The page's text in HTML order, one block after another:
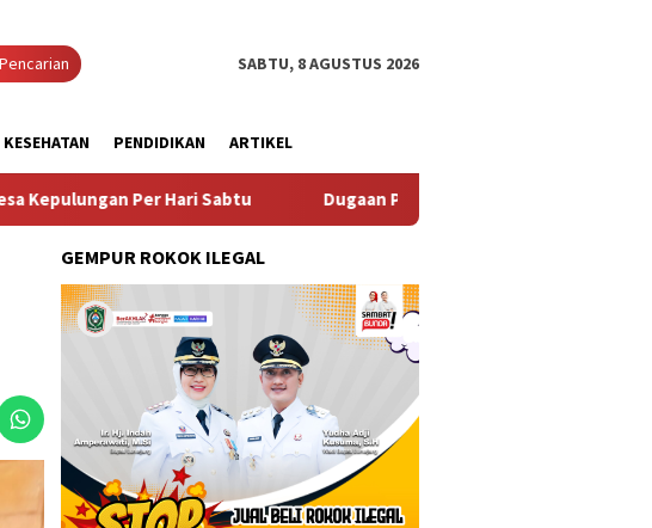
Pencarian SABTU, 8 AGUSTUS 2026
KESEHATAN PENDIDIKAN ARTIKEL
Dugaan Pungli SKAB di BPRD Lumajang Oknum Dipaksa
GEMPUR ROKOK ILEGAL